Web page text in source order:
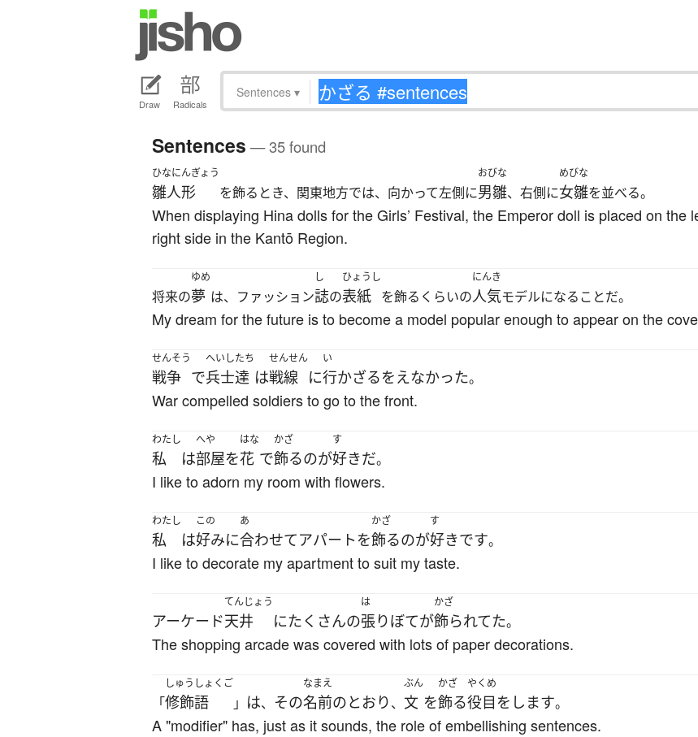
Draw Radicals
Sentences ▾
Sentences — 35 found
ひなにんぎょう
雛人形 を飾るとき、関東地方では、向かって左側に
おびな
男雛、右側に
めびな
女雛を並べる。
When displaying Hina dolls for the Girls’ Festival, the Emperor doll is placed on the
right side in the Kantō Region.
将来の
ゆめ
夢 は、ファッション
し
誌の
ひょうし
表紙 を飾るくらいの
にんき
人気モデルになることだ。
My dream for the future is to become a model popular enough to appear on the
せんそう
戦争 で
へいし
兵士
たち
達 は
せんせん
戦線 に
い
行かざるをえなかった。
War compelled soldiers to go to the front.
わたし
私 は
へや
部屋を
はな
花 で
かざ
飾るのが
す
好きだ。
I like to adorn my room with flowers.
わたし
私 は
この
好みに
あ
合わせてアパート を
かざ
飾るのが
す
好きです。
I like to decorate my apartment to suit my taste.
アーケード
てんじょう
天井 にたくさんの
は
張りぼてが
かざ
飾られてた。
The shopping arcade was covered with lots of paper decorations.
「
しゅうしょくご
修飾語 」 は、 その
なまえ
名前のとおり、
ぶん
文 を
かざ
飾る
やくめ
役目 を します。
A "modifier" has, just as it sounds, the role of embellishing sentences.